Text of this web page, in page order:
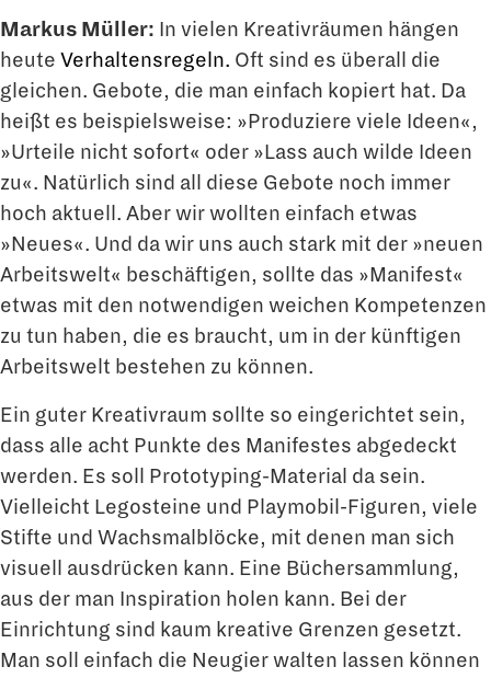
Markus Müller: In vielen Kreativräumen hängen
heute Verhaltensregeln. Oft sind es überall die
gleichen. Gebote, die man einfach kopiert hat. Da
heißt es beispielsweise: »Produziere viele Ideen«,
»Urteile nicht sofort« oder »Lass auch wilde Ideen
zu«. Natür­lich sind all diese Gebote noch immer
hoch aktuell. Aber wir wollten einfach etwas
»Neues«. Und da wir uns auch stark mit der »neuen
Arbeitswelt« beschäftigen, sollte das »Manifest«
etwas mit den notwendigen weichen Kompetenzen
zu tun haben, die es braucht, um in der künftigen
Arbeitswelt bestehen zu können.
Ein guter Kreativraum sollte so eingerichtet sein,
dass alle acht Punkte des Manifes­tes abgedeckt
werden. Es soll Prototyping-Material da sein.
Vielleicht Legosteine und Playmobil-Figuren, viele
Stifte und Wachsmalblöcke, mit denen man sich
visuell aus­drücken kann. Eine Büchersammlung,
aus der man Inspiration holen kann. Bei der
Einrichtung sind kaum kreative Grenzen gesetzt.
Man soll einfach die Neugier walten lassen können